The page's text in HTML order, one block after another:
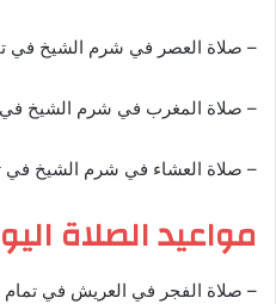
– صلاة العصر في شرم الشيخ في تمام
– صلاة المغرب في شرم الشيخ في تمام
– صلاة العشاء في شرم الشيخ في تمام
مواعيد الصلاة
– صلاة الفجر في العريش في تمام الساعة